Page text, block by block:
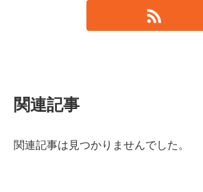
関連記事
関連記事は見つかりませんでした。